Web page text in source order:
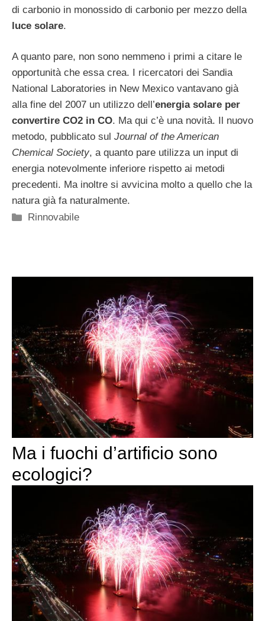
di carbonio in monossido di carbonio per mezzo della
luce solare.
A quanto pare, non sono nemmeno i primi a citare le
opportunità che essa crea. I ricercatori dei Sandia
National Laboratories in New Mexico vantavano già
alla fine del 2007 un utilizzo dell’energia solare per
convertire CO2 in CO. Ma qui c’è una novità. Il nuovo
metodo, pubblicato sul Journal of the American
Chemical Society, a quanto pare utilizza un input di
energia notevolmente inferiore rispetto ai metodi
precedenti. Ma inoltre si avvicina molto a quello che la
natura già fa naturalmente.
Categorie
Rinnovabile
Ma i fuochi d’artificio sono
ecologici?